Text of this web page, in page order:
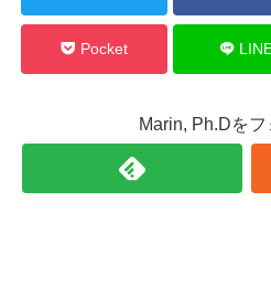
Pocket
Marin, Ph.Dを